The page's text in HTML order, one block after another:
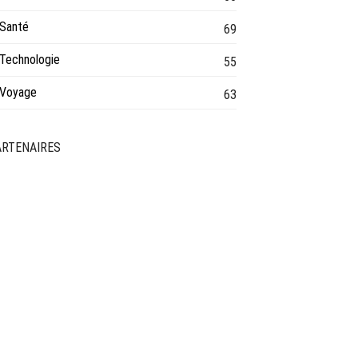
Santé
69
Technologie
55
Voyage
63